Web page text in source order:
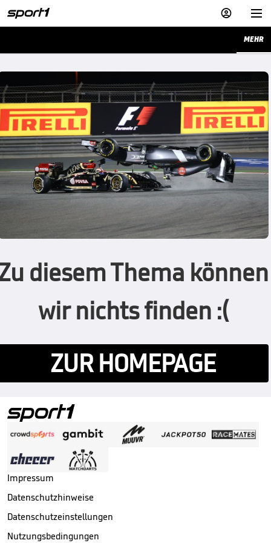


MEHR
diesem Thema können
wir nichts finden :(
ZUR HOMEPAGE
Impressum
Datenschutzhinweise
Datenschutzeinstellungen
Nutzungsbedingungen